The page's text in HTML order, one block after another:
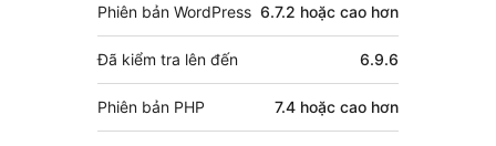
Phiên bản WordPress 6.7.2 hoặc cao hơn
Đã kiểm tra lên đến 6.9.6
Phiên bản PHP 7.4 hoặc cao hơn